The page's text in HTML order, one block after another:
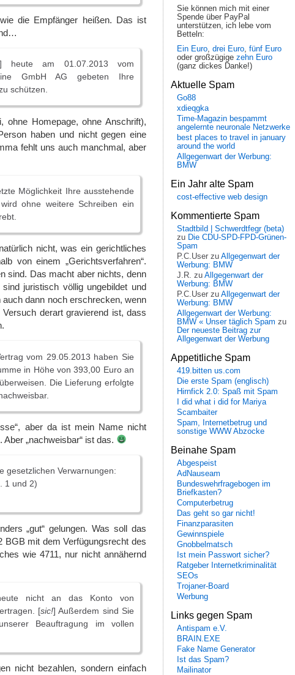
die Empfänger heißen. Das ist
heute am 01.07.2013 vom
GmbH AG gebeten Ihre
schützen.
ohne Homepage, ohne Anschrift),
haben und nicht gegen eine
fehlt uns auch manchmal, aber
Möglichkeit Ihre ausstehende
ohne weitere Schreiben ein
nicht, was ein gerichtliches
von einem „Gerichtsverfahren“.
sind. Das macht aber nichts, denn
juristisch völlig ungebildet und
dann noch erschrecken, wenn
derart gravierend ist, dass
vom 29.05.2013 haben Sie
in Höhe von 393,00 Euro an
Die Lieferung erfolgte
aber da ist mein Name nicht
„nachweisbar“ ist das.
gesetzlichen Verwarnungen:
1 und 2)
„gut“ gelungen. Was soll das
BGB mit dem Verfügungsrecht des
wie 4711, nur nicht annähernd
nicht an das Konto von
[sic!] Außerdem sind Sie
Beauftragung im vollen
nicht bezahlen, sondern einfach
Sie können mich mit einer
Spende über PayPal
unterstützen, ich lebe vom
Betteln:
Ein Euro, drei Euro, fünf Euro
oder großzügige zehn Euro
(ganz dickes Danke!)
Aktuelle Spam
Go88
xdieqgka
Time-Magazin bespammt
angelernte neuronale Netzwerke
best places to travel in january
around the world
Allgegenwart der Werbung:
BMW
Ein Jahr alte Spam
cost-effective web design
Kommentierte Spam
Stadtbild | Schwerdtfegr (beta)
zu Die CDU-SPD-FPD-Grünen-
Spam
P.C.User zu Allgegenwart der
Werbung: BMW
J.R. zu Allgegenwart der
Werbung: BMW
P.C.User zu Allgegenwart der
Werbung: BMW
Allgegenwart der Werbung:
BMW « Unser täglich Spam zu
Der neueste Beitrag zur
Allgegenwart der Werbung
Appetitliche Spam
419.bitten us.com
Die erste Spam (englisch)
Hirnfick 2.0: Spaß mit Spam
I did what i did for Mariya
Scambaiter
Spam, Internetbetrug und
sonstige WWW Abzocke
Beinahe Spam
Abgespeist
AdNauseam
Bundeswehrfragebogen im
Briefkasten?
Computerbetrug
Das geht so gar nicht!
Finanzparasiten
Gewinnspiele
Gnobbelmatsch
Ist mein Passwort sicher?
Ratgeber Internetkriminalität
SEOs
Trojaner-Board
Werbung
Links gegen Spam
Antispam e.V.
BRAIN.EXE
Fake Name Generator
Ist das Spam?
Mailinator